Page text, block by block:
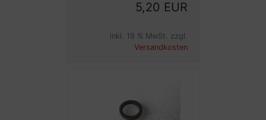
5,20 EUR
inkl. 19 % MwSt. zzgl.
Versandkosten